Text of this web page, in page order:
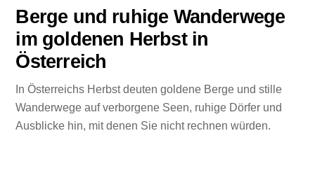
Berge und ruhige Wanderwege
im goldenen Herbst in
Österreich
In Österreichs Herbst deuten goldene Berge und stille
Wanderwege auf verborgene Seen, ruhige Dörfer und
Ausblicke hin, mit denen Sie nicht rechnen würden.